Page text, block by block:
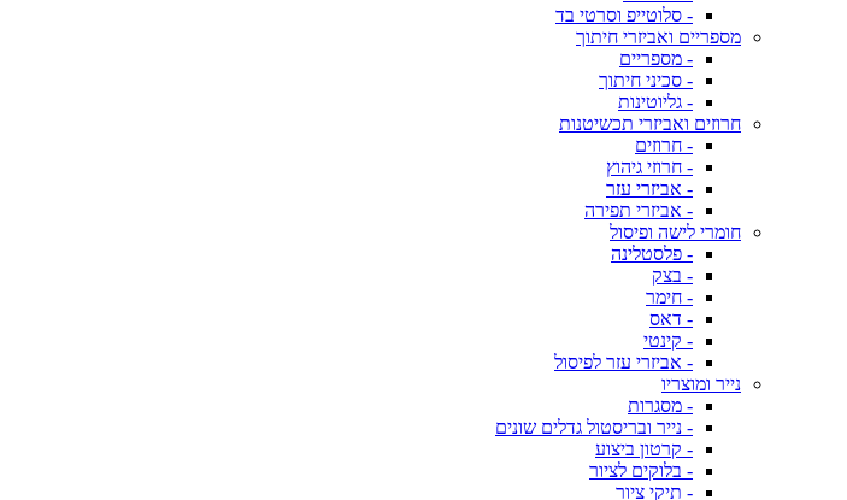
- סלוטייפ וסרטי בד
מספריים ואביזרי חיתוך
- מספריים
- סכיני חיתוך
- גליוטינות
חרוזים ואביזרי תכשיטנות
- חרוזים
- חרוזי גיהוץ
- אביזרי עזר
- אביזרי תפירה
חומרי לישה ופיסול
- פלסטלינה
- בצק
- חימר
- דאס
- קינטי
- אביזרי עזר לפיסול
נייר ומוצריו
- מסגרות
- נייר ובריסטול גדלים שונים
- קרטון ביצוע
- בלוקים לציור
- תיקי ציור